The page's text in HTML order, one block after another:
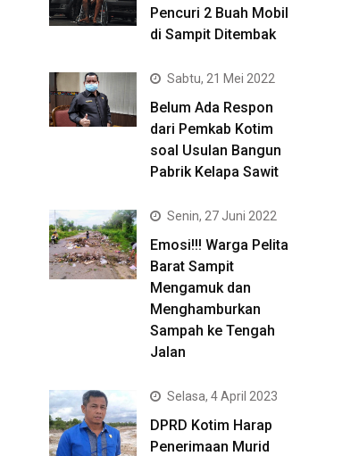
Pencuri 2 Buah Mobil
di Sampit Ditembak
Sabtu, 21 Mei 2022
Belum Ada Respon
dari Pemkab Kotim
soal Usulan Bangun
Pabrik Kelapa Sawit
Senin, 27 Juni 2022
Emosi!!! Warga Pelita
Barat Sampit
Mengamuk dan
Menghamburkan
Sampah ke Tengah
Jalan
Selasa, 4 April 2023
DPRD Kotim Harap
Penerimaan Murid